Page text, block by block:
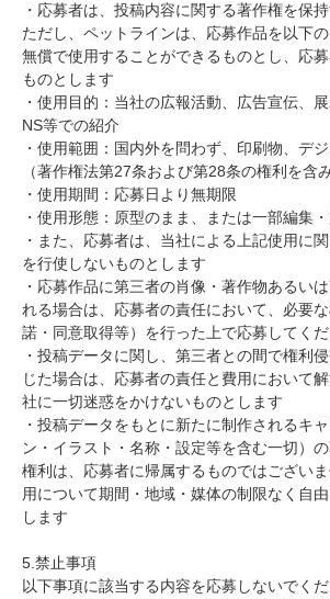
・応募者は、投稿内容に関する著作権を保
ただし、ペットラインは、応募作品を以下
無償で使用することができるものとし、応
ものとします
・使用目的：当社の広報活動、広告宣伝、
NS等での紹介
・使用範囲：国内外を問わず、印刷物、デ
（著作権法第27条および第28条の権利を含
・使用期間：応募日より無期限
・使用形態：原型のまま、または一部編集
・また、応募者は、当社による上記使用に
を行使しないものとします
・応募作品に第三者の肖像・著作物あるい
れる場合は、応募者の責任において、必要
諾・同意取得等）を行った上で応募してく
・投稿データに関し、第三者との間で権利
じた場合は、応募者の責任と費用において
社に一切迷惑をかけないものとします
・投稿データをもとに新たに制作されるキ
ン・イラスト・名称・設定等を含む一切）
権利は、応募者に帰属するものではござい
用について期間・地域・媒体の制限なく自
します
5.禁止事項
以下事項に該当する内容を応募しないでく